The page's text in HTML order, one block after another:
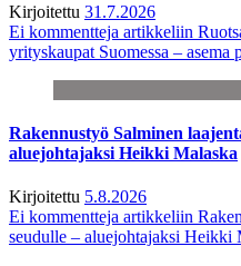
Kirjoitettu 31.7.2026
Ei kommentteja artikkeliin
yrityskaupat Suomessa –
Rakennustyö Salminen
aluejohtajaksi Heikki Malaska
Kirjoitettu 5.8.2026
Ei kommentteja artikkeliin
seudulle – aluejohtajaksi Heikki